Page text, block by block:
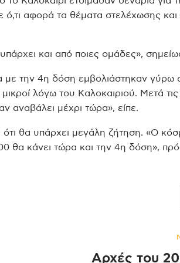
αφορά τα θέματα στελέχωσης
και από ποιες ομάδες»,
με την 4η δόση εμβολιάστηκαν γύρω
μικροί λόγω του Καλοκαιριού. Μετά
αναβάλει μέχρι τώρα», είπε.
ότι θα υπάρχει μεγάλη ζήτηση. «Ο
θα κάνει τώρα και την 4η δόση»,
Αρχές του